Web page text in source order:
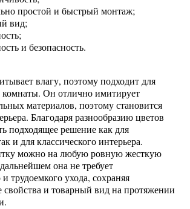
простой и быстрый монтаж;
вид;
и безопасность.
влагу, поэтому подходит для
комнаты. Он отлично имитирует
материалов, поэтому становится
Благодаря разнообразию цветов
подходящее решение как для
и для классического интерьера.
можно на любую ровную жесткую
она не требует
трудоемкого ухода, сохраняя
свойства и товарный вид на протяжении